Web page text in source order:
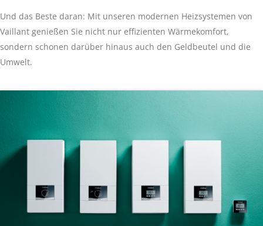
Und das Beste daran: Mit unseren modernen Heizsystemen von
Vaillant genießen Sie nicht nur effizienten Wärmekomfort,
sondern schonen darüber hinaus auch den Geldbeutel und die
Umwelt.